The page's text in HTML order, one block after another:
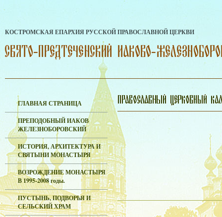
КОСТРОМСКАЯ ЕПАРХИЯ РУССКОЙ ПРАВОСЛАВНОЙ ЦЕРКВИ
ГЛАВНАЯ СТРАНИЦА
ПРЕПОДОБНЫЙ ИАКОВ
ЖЕЛЕЗНОБОРОВСКИЙ
ИСТОРИЯ, АРХИТЕКТУРА И
СВЯТЫНИ МОНАСТЫРЯ
ВОЗРОЖДЕНИЕ МОНАСТЫРЯ
В 1995-2008 годы.
ПУСТЫНЬ, ПОДВОРЬЯ И
СЕЛЬСКИЙ ХРАМ